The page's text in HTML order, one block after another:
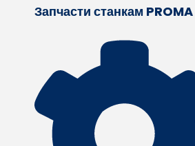
Запчасти станкам PROMA